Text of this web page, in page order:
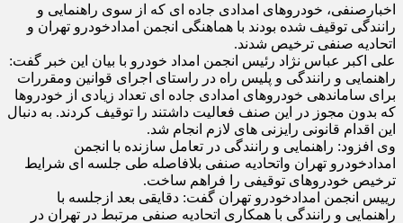
اخبارصنفی، خودروهای امدادی جاده ای که از سوی راهنمایی و
رانندگی توقیف شده بودند با هماهنگی انجمن امدادخودرو تهران و
اتحادیه صنفی ترخیص شدند.
علی اکبر عباس نژاد رئیس انجمن امداد خودرو با بیان این خبر گفت:
راهنمایی و رانندگی و پلیس راه در راستای اجرای قوانین ومقررات
برای ساماندهی خودروهای امدادی جاده ای تعداد زیادی از خودروها
که بدون مجوز در این صنف فعالیت داشتند را توقیف کردند. به دنبال
این اقدام قانونی رایزنی های لازم انجام شد.
وی افزود: راهنمایی و رانندگی در تعامل سازنده با انجمن
امدادخودرو تهران واتحادیه صنفی بلافاصله طی جلسه ای شرایط
ترخیص خودروهای توقیفی را فراهم ساخت.
رییس انجمن امدادخودرو تهران گفت: دقایقی بعد ازجلسه با
راهنمایی و رانندگی با همکاری اتحادیه صنفی مرتبط در تهران در